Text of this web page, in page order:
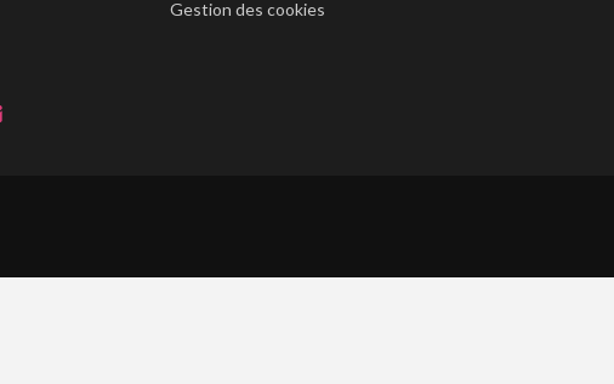
Gestion des cookies